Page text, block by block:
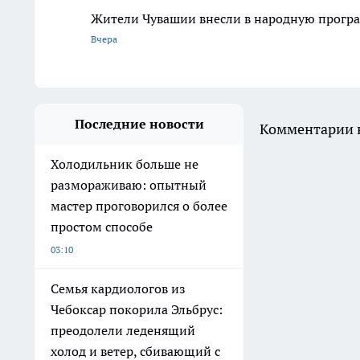
Жители Чувашии внесли в народную
Вчера
Последние новости
Холодильник больше не
размораживаю: опытный
мастер проговорился о более
простом способе
03:10
Семья кардиологов из
Чебоксар покорила Эльбрус:
преодолели леденящий
холод и ветер, сбивающий с
Комментарии